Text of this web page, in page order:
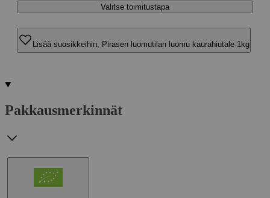
Valitse toimitustapa
Lisää suosikkeihin, Pirasen luomutilan luomu kaurahiutale 1kg
Pakkausmerkinnät